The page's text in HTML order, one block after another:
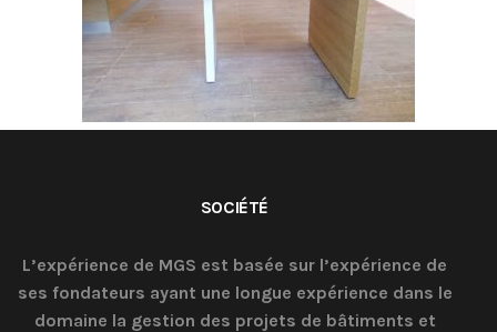
SOCIÉTÉ
L’expérience de MGS est basée sur l’expérience de
ses fondateurs ayant une longue expérience dans le
domaine la gestion des projets de bâtiments et